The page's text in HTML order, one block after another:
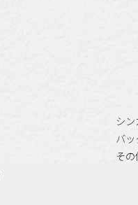
シ
バ
その